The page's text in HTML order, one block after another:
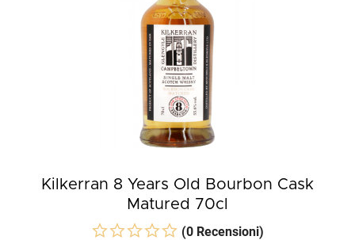
Kilkerran 8 Years Old Bourbon Cask
Matured 70cl
(0 Recensioni)